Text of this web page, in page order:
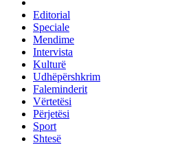
Editorial
Speciale
Mendime
Intervista
Kulturë
Udhëpërshkrim
Faleminderit
Vërtetësi
Përjetësi
Sport
Shtesë